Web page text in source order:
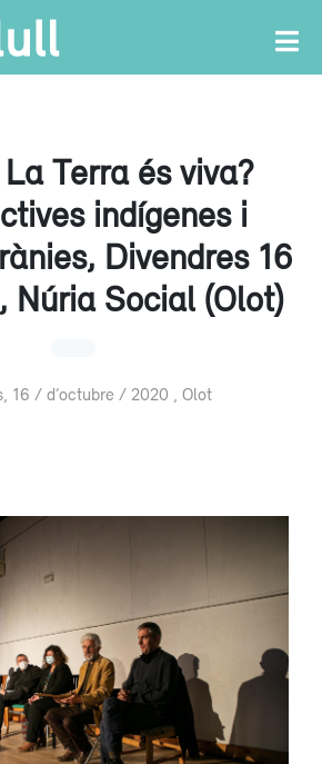
Terra és viva?
indígenes i
Divendres 16
Núria Social (Olot)
16 / d’octubre / 2020 , Olot